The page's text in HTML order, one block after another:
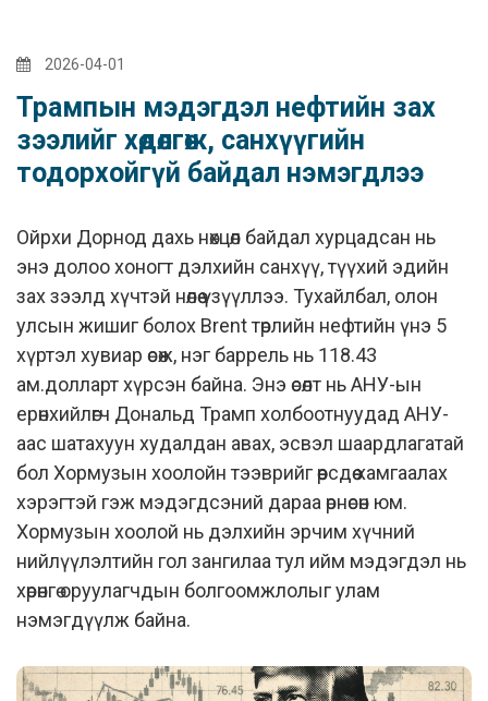
2026-04-01
Трампын мэдэгдэл нефтийн зах
зээлийг хөдөлгөж, санхүүгийн
тодорхойгүй байдал нэмэгдлээ
Ойрхи Дорнод дахь нөхцөл байдал хурцадсан нь
энэ долоо хоногт дэлхийн санхүү, түүхий эдийн
зах зээлд хүчтэй нөлөө үзүүллээ. Тухайлбал, олон
улсын жишиг болох Brent төрлийн нефтийн үнэ 5
хүртэл хувиар өсөж, нэг баррель нь 118.43
ам.долларт хүрсэн байна. Энэ өсөлт нь АНУ-ын
ерөнхийлөгч Дональд Трамп холбоотнуудад АНУ-
аас шатахуун худалдан авах, эсвэл шаардлагатай
бол Хормузын хоолойн тээврийг өөрсдөө хамгаалах
хэрэгтэй гэж мэдэгдсэний дараа өрнөсөн юм.
Хормузын хоолой нь дэлхийн эрчим хүчний
нийлүүлэлтийн гол зангилаа тул ийм мэдэгдэл нь
хөрөнгө оруулагчдын болгоомжлолыг улам
нэмэгдүүлж байна.